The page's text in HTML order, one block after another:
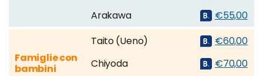
Arakawa
€55,00
Famiglie con
bambini
Taito (Ueno)
€60,00
Chiyoda
€70,00